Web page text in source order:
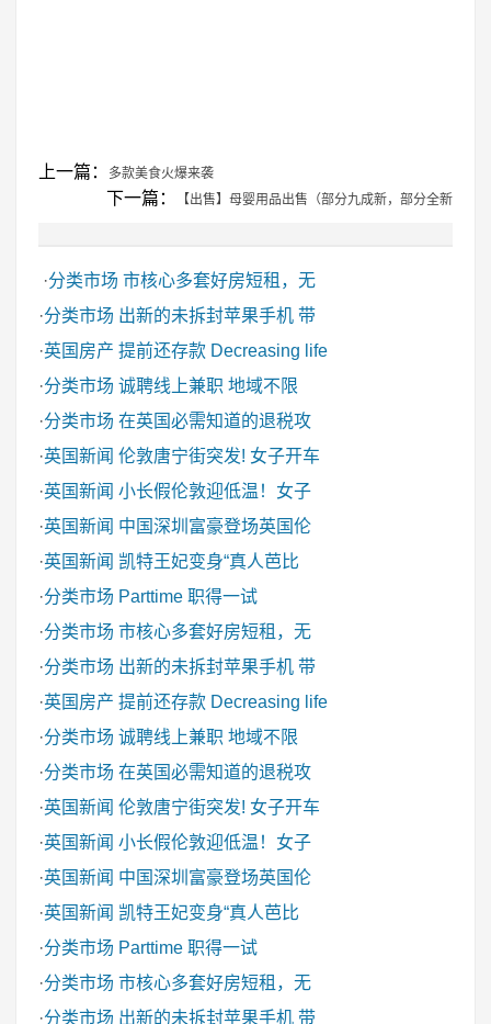
上一篇： 多款美食火爆来袭
下一篇： 【出售】母婴用品出售（部分九成新，部分全新
·分类市场 市核心多套好房短租，无
·分类市场 出新的未拆封苹果手机 带
·英国房产 提前还存款 Decreasing life
·分类市场 诚聘线上兼职 地域不限
·分类市场 在英国必需知道的退税攻
·英国新闻 伦敦唐宁街突发! 女子开车
·英国新闻 小长假伦敦迎低温！女子
·英国新闻 中国深圳富豪登场英国伦
·英国新闻 凯特王妃变身“真人芭比
·分类市场 Parttime 职得一试
·分类市场 市核心多套好房短租，无
·分类市场 出新的未拆封苹果手机 带
·英国房产 提前还存款 Decreasing life
·分类市场 诚聘线上兼职 地域不限
·分类市场 在英国必需知道的退税攻
·英国新闻 伦敦唐宁街突发! 女子开车
·英国新闻 小长假伦敦迎低温！女子
·英国新闻 中国深圳富豪登场英国伦
·英国新闻 凯特王妃变身“真人芭比
·分类市场 Parttime 职得一试
·分类市场 市核心多套好房短租，无
·分类市场 出新的未拆封苹果手机 带